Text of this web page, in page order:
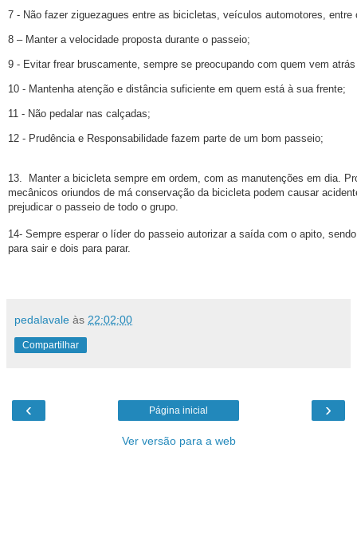
7 - Não fazer ziguezagues entre as bicicletas, veículos automotores, entre
8 – Manter a velocidade proposta durante o passeio;
9 - Evitar frear bruscamente, sempre se preocupando com quem vem
10 - Mantenha atenção e distância suficiente em quem está à sua frente;
11 - Não pedalar nas calçadas;
12 - Prudência e Responsabilidade fazem parte de um bom passeio;
13. Manter a bicicleta sempre em ordem, com as manutenções em dia.
mecânicos oriundos de má conservação da bicicletapodem causar
prejudicar o passeio de todo o grupo.
14- Sempre esperar o líder do passeio autorizar a saídacom o apito,
para sair e dois para parar.
pedalavale às 22:02:00
Compartilhar
‹ ›
Página inicial
Ver versão para a web